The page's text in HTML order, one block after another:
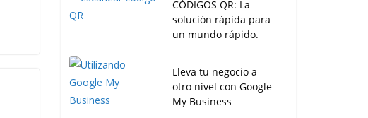
CÓDIGOS QR: La
solución rápida para
un mundo rápido.
Lleva tu negocio a
otro nivel con Google
My Business